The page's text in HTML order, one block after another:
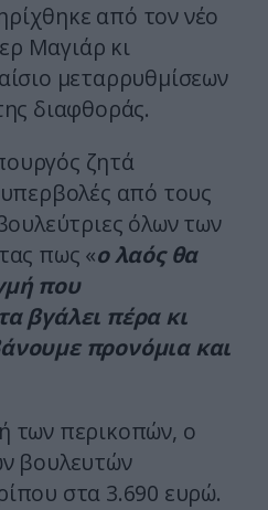
από τον νέο
Μαγιάρ κι
μεταρρυθμίσεων
διαφθοράς.
ζητά
από τους
όλων των
πως «ο λαός θα
που
βγάλει πέρα κι
προνόμια και
των περικοπών, ο
βουλευτών
στα 3.690 ευρώ.